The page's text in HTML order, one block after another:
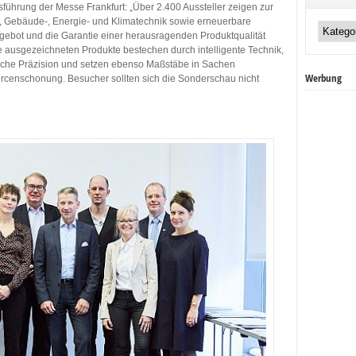
der Messe Frankfurt: „Über 2.400 Aussteller zeigen zur
, Energie- und Klimatechnik sowie erneuerbare
und die Garantie einer herausragenden Produktqualität
Produkte bestechen durch intelligente Technik,
Präzision und setzen ebenso Maßstäbe in Sachen
Besucher sollten sich die Sonderschau nicht
Kategorien:
Werbung